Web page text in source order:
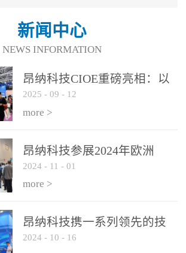
新闻中心
NEWS INFORMATION
昂纳科技CIOE重磅亮相：以
光通信创新引擎，驱动AI与
算力互联新时代
2025 - 09 - 12
more >
昂纳科技参展2024年欧洲
ECOC展会
2024 - 11 - 01
more >
昂纳科技携一系列领先的技
术平台和优秀产品参展2024
2024 - 10 - 16